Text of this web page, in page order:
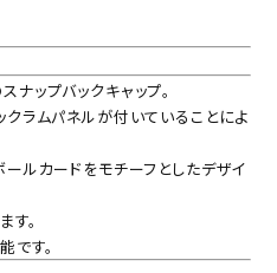
ップバックキャップ。
クラムパネルが付いていることによ
ルカードをモチーフとしたデザイ
す。
です。